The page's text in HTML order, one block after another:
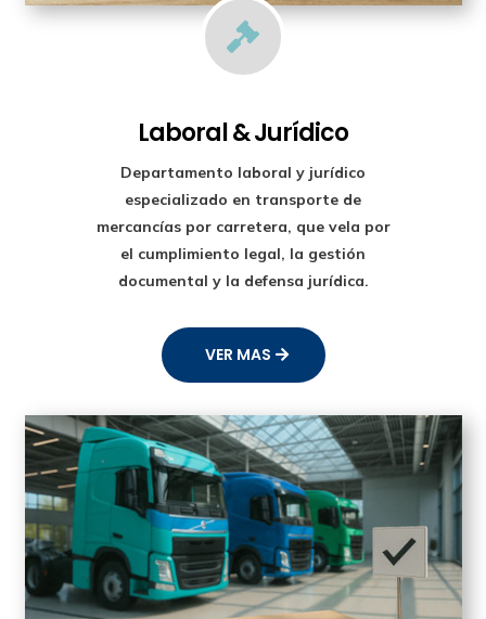

Laboral & Jurídico
Departamento laboral y jurídico
especializado en transporte de
mercancías por carretera, que vela por
el cumplimiento legal, la gestión
documental y la defensa jurídica.
VER MAS